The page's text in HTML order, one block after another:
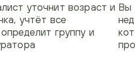
уточнит возраст и
учтёт все
группу и
Вы